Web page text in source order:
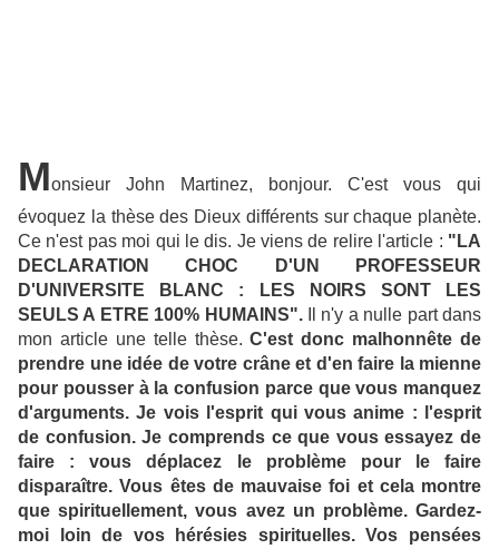
Monsieur John Martinez, bonjour. C'est vous qui
évoquez la thèse des Dieux différents sur chaque planète.
Ce n'est pas moi qui le dis. Je viens de relire l'article : "LA
DECLARATION CHOC D'UN PROFESSEUR
D'UNIVERSITE BLANC : LES NOIRS SONT LES
SEULS A ETRE 100% HUMAINS".Il n'y a nulle part dans
mon article une telle thèse.C'est donc malhonnête de
prendre une idée de votre crâne et d'en faire la mienne
pour pousser à la confusion parce que vous manquez
d'arguments. Je vois l'esprit qui vous anime : l'esprit
de confusion. Je comprends ce que vous essayez de
faire : vous déplacez le problème pour le faire
disparaître. Vous êtes de mauvaise foi et cela montre
que spirituellement, vous avez un problème. Gardez-
moi loin de vos hérésies spirituelles. Vos pensées